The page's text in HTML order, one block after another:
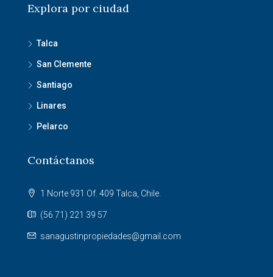
Explora por ciudad
Talca
San Clemente
Santiago
Linares
Pelarco
Contáctanos
1 Norte 931 Of. 409 Talca, Chile.
(56 71) 221 39 57
sanagustinpropiedades@gmail.com